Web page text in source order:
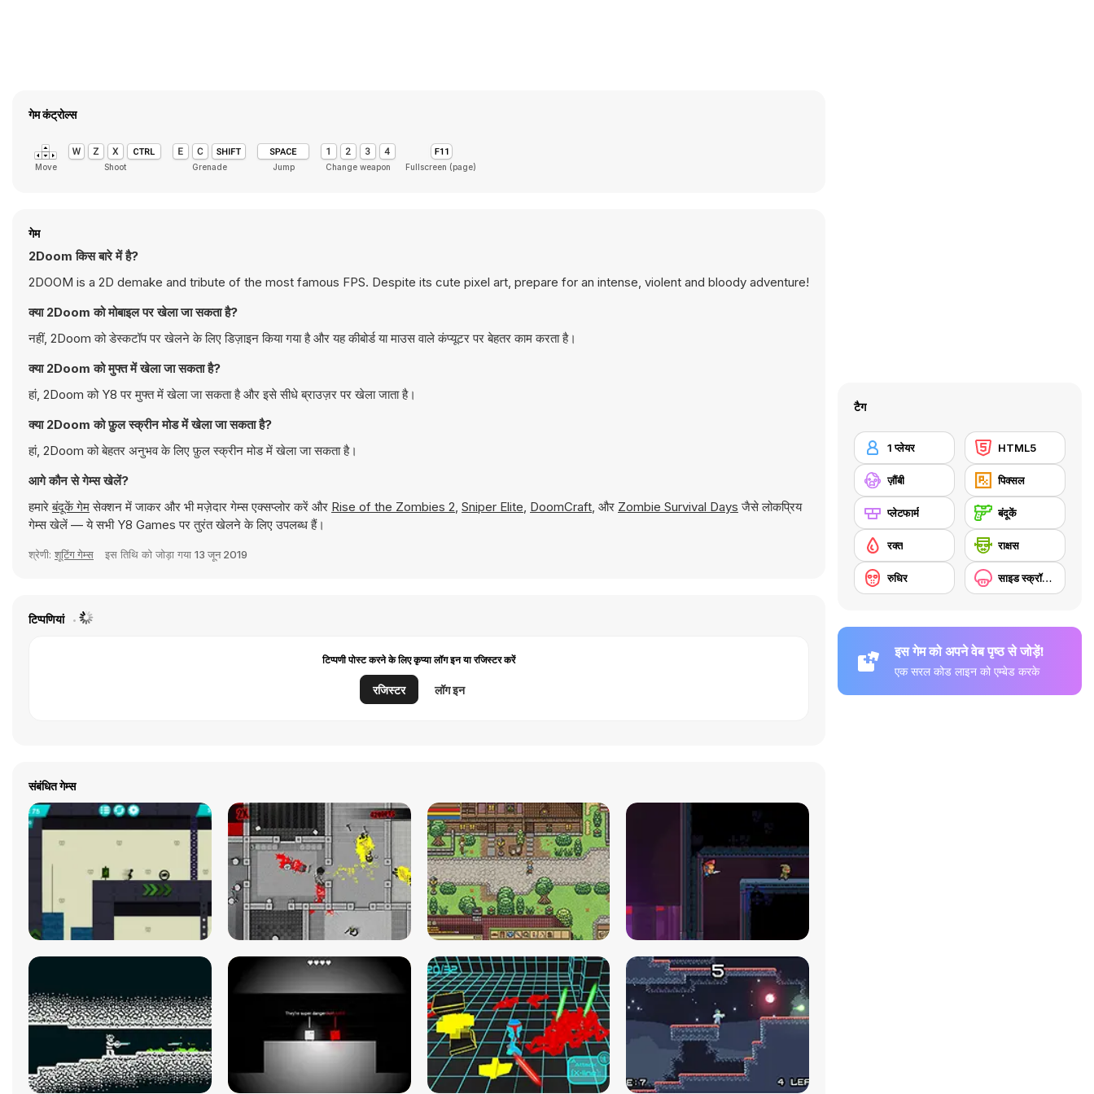
गेम कंट्रोल्स
Move Shoot Grenade Jump Change weapon Fullscreen (page)
गेम
2Doom किस बारे में है?
2DOOM is a 2D demake and tribute of the most famous FPS. Despite its cute pixel art, prepare for an intense, violent and bloody adventure!
क्या 2Doom को मोबाइल पर खेला जा सकता है?
नहीं, 2Doom को डेस्कटॉप पर खेलने के लिए डिज़ाइन किया गया है और यह कीबोर्ड या माउस वाले कंप्यूटर पर बेहतर काम करता है।
क्या 2Doom को मुफ्त में खेला जा सकता है?
हां, 2Doom को Y8 पर मुफ्त में खेला जा सकता है और इसे सीधे ब्राउज़र पर खेला जाता है।
क्या 2Doom को फ़ुल स्क्रीन मोड में खेला जा सकता है?
हां, 2Doom को बेहतर अनुभव के लिए फ़ुल स्क्रीन मोड में खेला जा सकता है।
आगे कौन से गेम्स खेलें?
हमारेबंदूकें गेमसेक्शन में जाकर और भी मज़ेदार गेम्स एक्सप्लोर करें और Rise of the Zombies 2, Sniper Elite, DoomCraft, और Zombie Survival Days जैसे लोकप्रिय
गेम्स खेलें — ये सभी Y8 Games पर तुरंत खेलने के लिए उपलब्ध हैं।
श्रेणी: शूटिंग गेम्स इस तिथि को जोड़ा गया 13 जून 2019
टिप्पणियां
टिप्पणी पोस्ट करने के लिए कृप्या लॉग इन या रजिस्टर करें
रजिस्टर लॉग इन
संबंधित गेम्स
टैग
1 प्लेयर HTML5
ज़ौंबी पिक्सल
प्लेटफार्म बंदूकें
रक्त राक्षस
रुधिर साइड स्क्रॉलिंग
इस गेम को अपने वेब पृष्ठ से जोड़ें!
एक सरल कोड लाइन को एम्बेड करके